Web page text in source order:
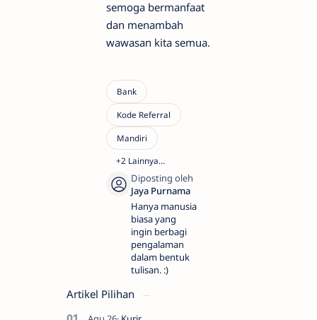
semoga bermanfaat
dan menambah
wawasan kita semua.
Hanya manusia
biasa yang
ingin berbagi
pengalaman
dalam bentuk
tulisan. :)
Artikel Pilihan